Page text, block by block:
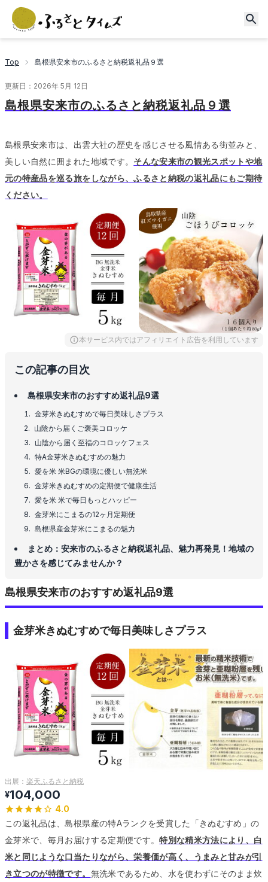
Top 島根県安来市のふるさと納税返礼品９選
更新日： 2026年 5月 12日
島根県安来市のふるさと納税返礼品９選
島根県安来市は、出雲大社の歴史を感じさせる風情ある街並みと、
美しい自然に囲まれた地域です。 そんな安来市の観光スポットや地
元の特産品を巡る旅をしながら、ふるさと納税の返礼品にもご期待
ください。
本サービス内ではアフィリエイト広告を利用しています
この記事の目次
島根県安来市のおすすめ返礼品9選
金芽米きぬむすめで毎日美味しさプラス
山陰から届くご褒美コロッケ
山陰から届く至福のコロッケフェス
特A金芽米きぬむすめの魅力
愛を米 米BGの環境に優しい無洗米
金芽米きぬむすめの定期便で健康生活
愛を米 米で毎日もっとハッピー
金芽米にこまるの12ヶ月定期便
島根県産金芽米にこまるの魅力
まとめ：安来市のふるさと納税返礼品、魅力再発見！地域の
豊かさを感じてみませんか？
島根県安来市のおすすめ返礼品9選
金芽米きぬむすめで毎日美味しさプラス
出展： 楽天ふるさと納税
¥104,000
4.0
この返礼品は、島根県産の特Aランクを受賞した「きぬむすめ」の
金芽米で、毎月お届けする定期便です。特別な精米方法により、白
米と同じような口当たりながら、栄養価が高く、うまみと甘みが引
き立つのが特徴です。 無洗米であるため、水を使わずにそのまま炊